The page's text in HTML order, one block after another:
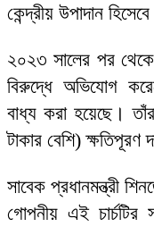
কেন্দ্রীয় উপাদান
২০২৩ সালের পর
বিরুদ্ধে অভিযোগ
বাধ্য করা হয়েছে।
টাকার বেশি) ক্ষতিপূরণ
সাবেক প্রধানমন্ত্রী
গোপনীয় এই চার্চটির